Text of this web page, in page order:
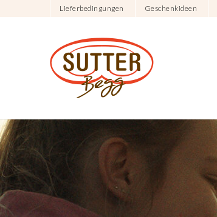
Lieferbedingungen Geschenkideen